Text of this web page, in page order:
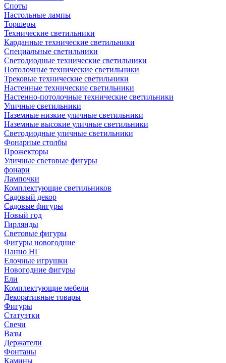
Споты
Настольные лампы
Торшеры
Технические светильники
Карданные технические светильники
Специальные светильники
Светодиодные технические светильники
Потолочные технические светильники
Трековые технические светильники
Настенные технические светильники
Настенно-потолочные технические светильники
Уличные светильники
Наземные низкие уличные светильники
Наземные высокие уличные светильники
Светодиодные уличные светильники
Фонарные столбы
Прожекторы
Уличные световые фигуры
фонари
Лампочки
Комплектующие светильников
Садовый декор
Садовые фигуры
Новый год
Гирлянды
Световые фигуры
Фигуры новогодние
Панно НГ
Елочные игрушки
Новогодние фигуры
Ели
Комплектующие мебели
Декоративные товары
Фигуры
Статуэтки
Свечи
Вазы
Держатели
Фонтаны
Камины